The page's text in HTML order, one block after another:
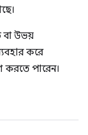
বা উভয়
করে
করতে পারেন।